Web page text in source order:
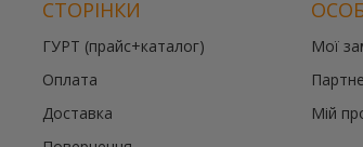
СТОРІНКИ
ГУРТ (прайс+каталог)
Оплата
Доставка
Мої
Мій